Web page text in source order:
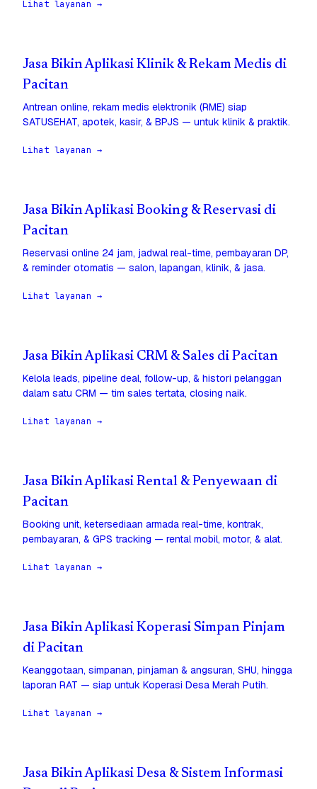
Lihat layanan →
Jasa Bikin Aplikasi Klinik & Rekam Medis di
Pacitan
Antrean online, rekam medis elektronik (RME) siap
SATUSEHAT, apotek, kasir, & BPJS — untuk klinik & praktik.
Lihat layanan →
Jasa Bikin Aplikasi Booking & Reservasi di
Pacitan
Reservasi online 24 jam, jadwal real-time, pembayaran DP,
& reminder otomatis — salon, lapangan, klinik, & jasa.
Lihat layanan →
Jasa Bikin Aplikasi CRM & Sales di Pacitan
Kelola leads, pipeline deal, follow-up, & histori pelanggan
dalam satu CRM — tim sales tertata, closing naik.
Lihat layanan →
Jasa Bikin Aplikasi Rental & Penyewaan di
Pacitan
Booking unit, ketersediaan armada real-time, kontrak,
pembayaran, & GPS tracking — rental mobil, motor, & alat.
Lihat layanan →
Jasa Bikin Aplikasi Koperasi Simpan Pinjam
di Pacitan
Keanggotaan, simpanan, pinjaman & angsuran, SHU, hingga
laporan RAT — siap untuk Koperasi Desa Merah Putih.
Lihat layanan →
Jasa Bikin Aplikasi Desa & Sistem Informasi